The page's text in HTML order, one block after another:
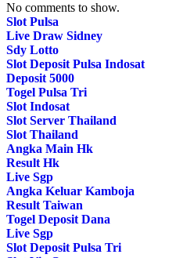
No comments to show.
Slot Pulsa
Live Draw Sidney
Sdy Lotto
Slot Deposit Pulsa Indosat
Deposit 5000
Togel Pulsa Tri
Slot Indosat
Slot Server Thailand
Slot Thailand
Angka Main Hk
Result Hk
Live Sgp
Angka Keluar Kamboja
Result Taiwan
Togel Deposit Dana
Live Sgp
Slot Deposit Pulsa Tri